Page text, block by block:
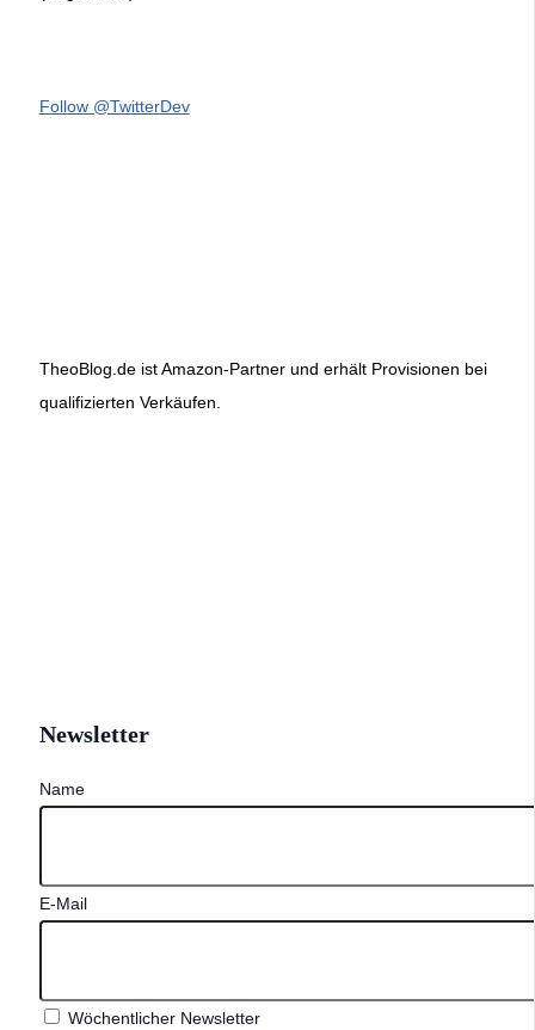
Follow @TwitterDev
TheoBlog.de ist Amazon-Partner und erhält Provisionen bei
qualifizierten Verkäufen.
Newsletter
Name
E-Mail
Wöchentlicher Newsletter